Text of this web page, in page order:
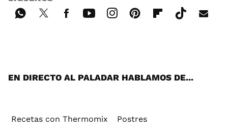
EN DIRECTO AL PALADAR HABLAMOS DE...
Recetas con Thermomix Postres